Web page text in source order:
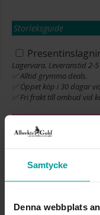
Samtycke
Denna webbplats
Storleksguide
Lagervara. Leveranstid 2-
✅ Alltid grymma deals.
✅ Öppet köp i 30 dagar
✅ Fri frakt till ombud vid
INFO
BREDD CA (MM)